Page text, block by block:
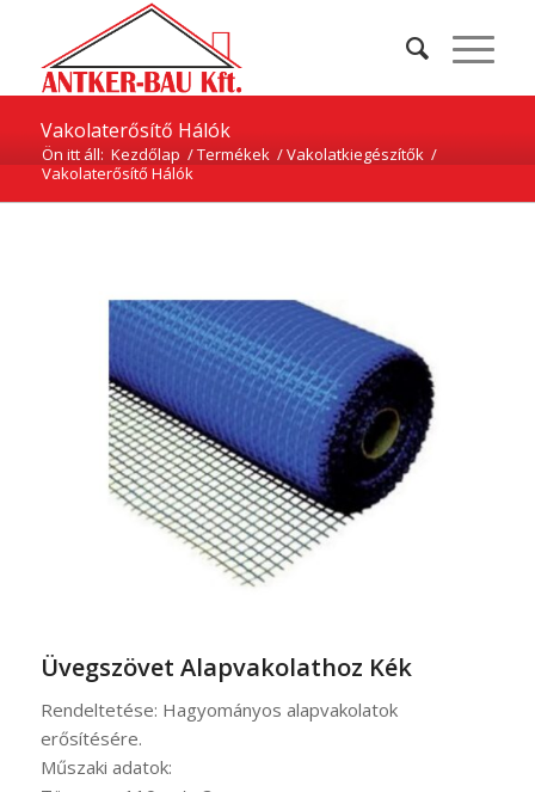
Vakolaterősítő Hálók
Ön itt áll: Kezdőlap /Termékek /Vakolatkiegészítők /
Vakolaterősítő Hálók
Üvegszövet Alapvakolathoz Kék
Rendeltetése: Hagyományos alapvakolatok
erősítésére.
Műszaki adatok: